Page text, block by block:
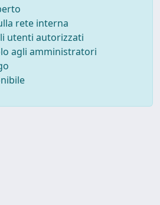
rete interna
utenti autorizzati
agli amministratori